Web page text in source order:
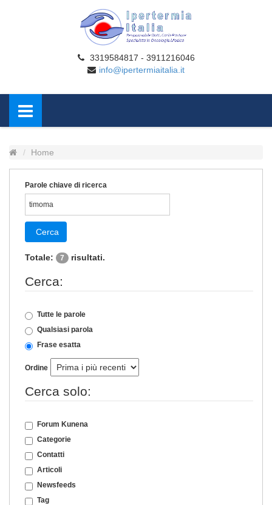
3319584817 - 3911216046
info@ipertermiaitalia.it
Home
Parole chiave di ricerca
Cerca
Totale: 7 risultati.
Cerca:
Tutte le parole
Qualsiasi parola
Frase esatta
Ordine
Cerca solo:
Forum Kunena
Categorie
Contatti
Articoli
Newsfeeds
Tag